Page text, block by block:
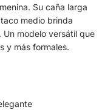
Su caña larga
medio brinda
modelo versátil que
y más formales.